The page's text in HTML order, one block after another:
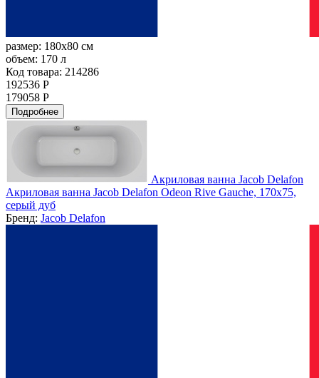
размер: 180x80 см
объем: 170 л
Код товара: 214286
192536 Р
179058 Р
Подробнее
Акриловая ванна Jacob Delafon
Акриловая ванна Jacob Delafon Odeon Rive Gauche, 170х75,
серый дуб
Бренд: Jacob Delafon